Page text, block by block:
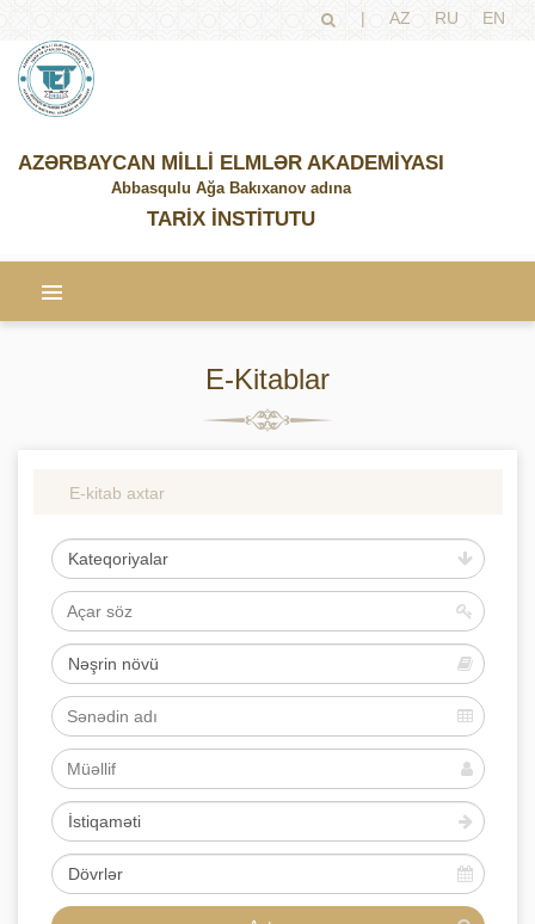
| AZ RU EN
AZƏRBAYCAN MİLLİ ELMLƏR AKADEMİYASI
Abbasqulu Ağa Bakıxanov adına
TARİX İNSTİTUTU
E-Kitablar
E-kitab axtar